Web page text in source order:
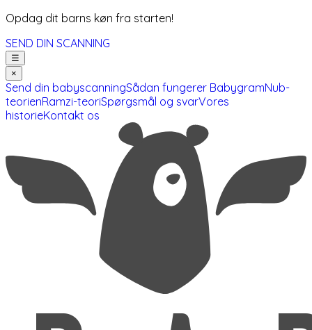
Opdag dit barns køn fra starten!
SEND DIN SCANNING
☰
×
Send din babyscanningSådan fungerer BabygramNub-
teorienRamzi-teoriSpørgsmål og svarVores
historieKontakt os